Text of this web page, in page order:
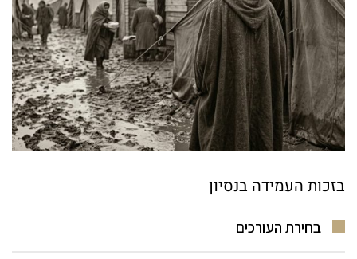
בזכות העמידה בנסיון
בחירת העורכים